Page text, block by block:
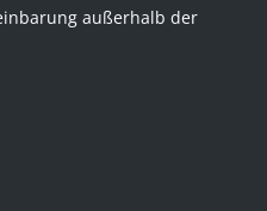
außerhalb der